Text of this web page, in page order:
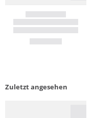
Zuletzt angesehen